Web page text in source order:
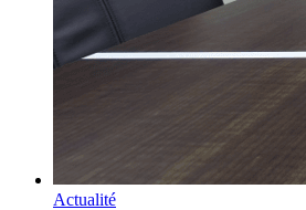
Actualité